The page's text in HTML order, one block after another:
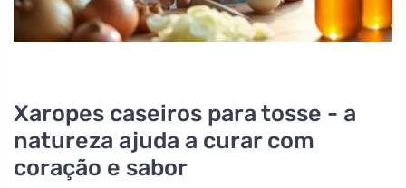
Xaropes caseiros para tosse - a
natureza ajuda a curar com
coração e sabor